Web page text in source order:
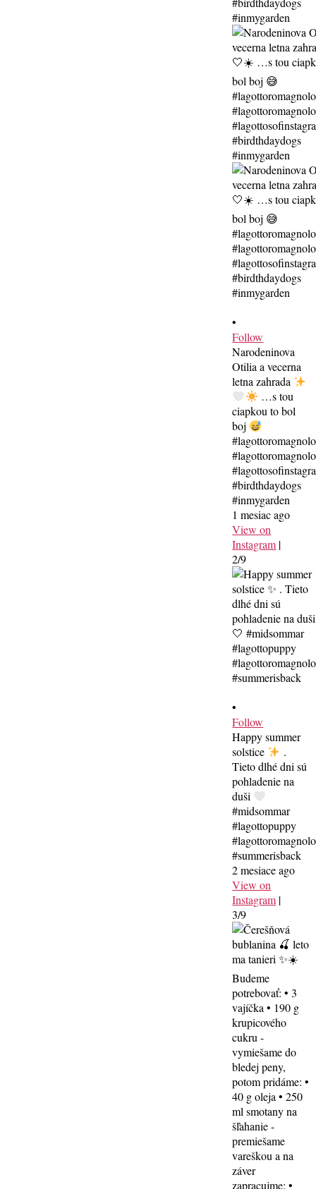
•
Follow
Narodeninova
Otilia a vecerna
letna zahrada
…s tou
ciapkou to bol
boj
#birdthdaydogs
#inmygarden
1 mesiac ago
View on
Instagram |
2/9
•
Follow
Happy summer
solstice
.
Tieto dlhé dni sú
pohladenie na
duši
#midsommar
#lagottopuppy
#lagottoromagnolo
#summerisback
2 mesiace ago
View on
Instagram |
3/9